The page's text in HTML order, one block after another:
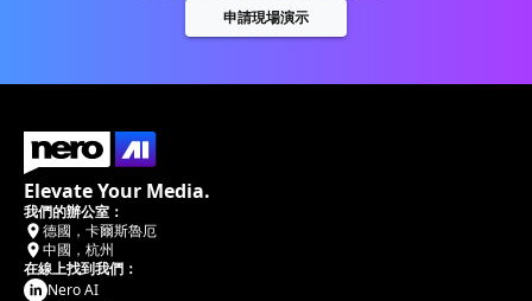
申請現場演示
Elevate Your Media.
我們的辦公室：
德國，卡爾斯魯厄
中國，杭州
在線上找到我們：
Nero AI